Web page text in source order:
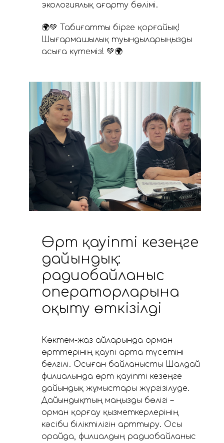
экологиялық ағарту бөлімі.
🌍💚 Табиғатты бірге қорғайық!
Шығармашылық туындыларыңызды
асыға күтеміз! 💚🌍
️Өрт қауіпті кезеңге
дайындық:
радиобайланыс
операторларына
оқыту өткізілді
Көктем-жаз айларында орман
өрттерінің қаупі арта түсетіні
белгілі. Осыған байланысты Шалдай
филиалында өрт қауіпті кезеңге
дайындық жұмыстары жүргізілуде.
Дайындықтың маңызды бөлігі –
орман қорғау қызметкерлерінің
кәсіби біліктілігін арттыру. Осы
орайда, филиалдың радиобайланыс